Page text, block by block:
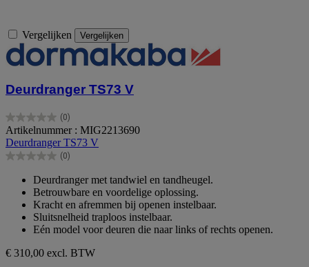
Vergelijken Vergelijken
Deurdranger TS73 V
(0)
0.0
van
de
5
Artikelnummer : MIG2213690
Deurdranger TS73 V
(0)
0.0
sterren.
Deurdranger met tandwiel en tandheugel.
Betrouwbare en voordelige oplossing.
Kracht en afremmen bij openen instelbaar.
Sluitsnelheid traploos instelbaar.
Eén model voor deuren die naar links of rechts openen.
€ 310,00 excl. BTW